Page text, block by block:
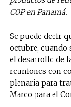
COP en Panamá.
Se puede decir
octubre, cuando
el desarrollo de
reuniones con
plenaria para
Marco para el